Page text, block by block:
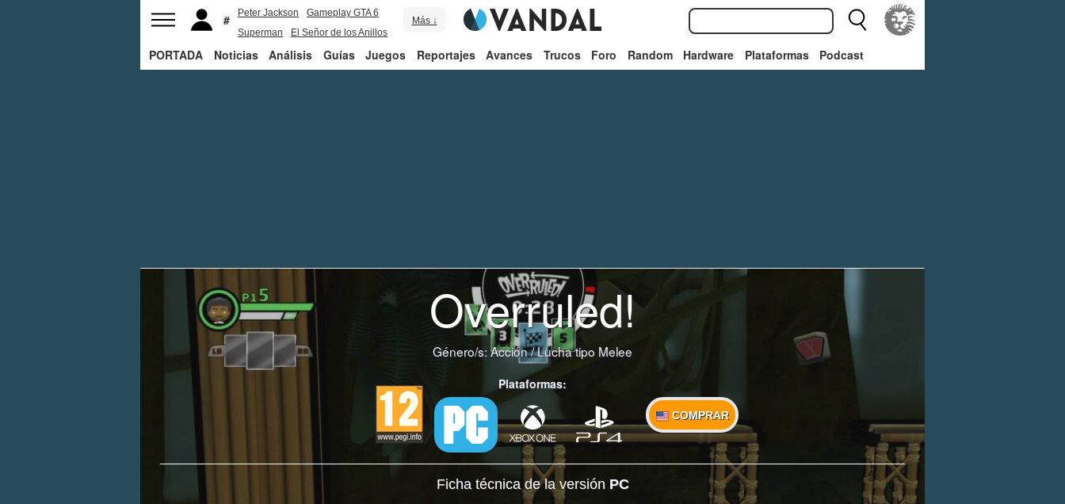
Peter Jackson
Gameplay GTA 6
Superman
El Señor de los Anillos
Más ↓
PORTADA Noticias Análisis Guías Juegos Reportajes Avances Trucos Foro Random Hardware Plataformas Podcast
Overruled!
Género/s: Acción/Lucha tipo Melee
Plataformas:
COMPRAR
Ficha técnica de la versión PC